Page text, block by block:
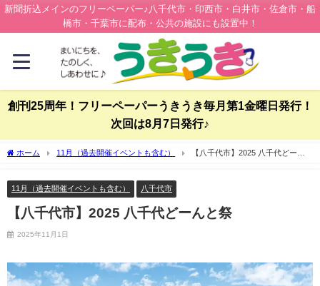
新聞折込メインのフリーペーパー♪八千代市・印西市・白井市・佐倉市・船
橋市・千葉市に配布・公共の施設にも設置中！
創刊25周年！フリーペーパーうきうき毎月第1金曜日発行！
次回は8月7日発行♪
ホーム 11月（過去開催イベントも含む）
【八千代市】2025 八千代どーん
11月（過去開催イベントも含む） 八千代市
【八千代市】2025 八千代どーんと祭
2025年11月1日